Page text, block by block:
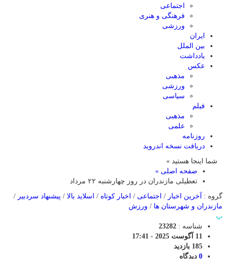
اجتماعی
فرهنگی و هنری
ورزشی
ایران
بین الملل
یادداشت
عکس
مذهبی
ورزشی
سیاسی
فیلم
مذهبی
علمی
روزنامه
دریافت نسخه اندروید
شما اینجا هستید »
صفحه اصلی »
تعطیلی مازندران در روز چهارشنبه ۲۲ مرداد
گروه :
آخرین اخبار / اجتماعی / اخبار کوتاه / اسلاید بالا / پیشنهاد سردبیر /
مازندران و شهرستان ها / ورزش
پ
شناسه : 23282
11 آگوست 2025 - 17:41
185 بازدید
0 دیدگاه